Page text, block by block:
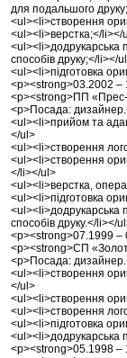
для подальшого
<ul><li>створення
<ul><li>верстка;</li></
<ul><li>додрукарська
способів друку;</li></
<ul><li>підготовка
<p><strong>03.2002 –
<p><strong>ПП
<p>Посада:
<ul><li>прийом та
</ul>
<ul><li>створення
<ul><li>створення
</li></ul>
<ul><li>верстка,
<ul><li>підготовка
<ul><li>додрукарська
способів друку.</li></
<p><strong>07.1999 –
<p><strong>СП
<p>Посада:
<ul><li>створення
</ul>
<ul><li>створення
<ul><li>створення
<ul><li>підготовка
<ul><li>додрукарська
<p><strong>05.1998 –